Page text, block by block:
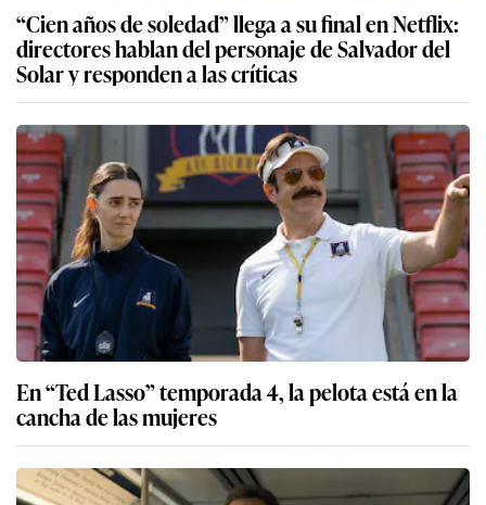
“Cien años de soledad” llega a su final en Netflix:
directores hablan del personaje de Salvador del
Solar y responden a las críticas
En “Ted Lasso” temporada 4, la pelota está en la
cancha de las mujeres